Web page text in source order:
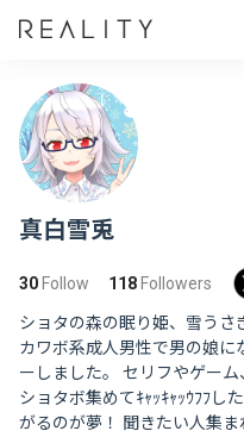
真白雪兎
30 Follow 118 Followers
ショタの森の眠り姫、雪うさ
カワボ系成人男性で男の娘に
ーしました。 セリフやゲー
ショタボ集めてｷｬｯｷｬｯｳﾌﾌし
がるのが夢！ 聞きたい人集